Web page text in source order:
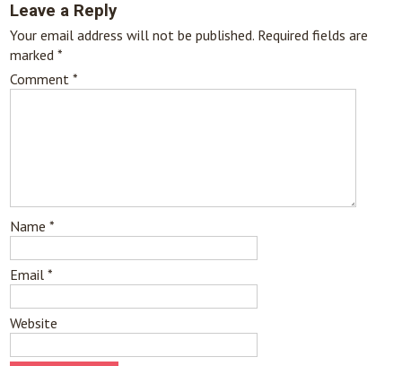
Leave a Reply
Your email address will not be published. Required fields are
marked*
Comment*
Name*
Email*
Website